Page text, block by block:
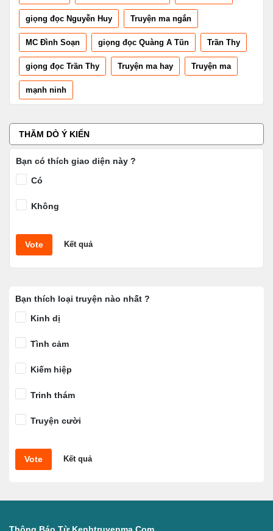
giọng đọc Nguyễn Huy Truyện ma ngắn
MC Đình Soạn giọng đọc Quàng A Tũn Trần Thy
giọng đọc Trần Thy Truyện ma hay Truyện ma
mạnh ninh
THĂM DÒ Ý KIẾN
Bạn có thích giao diện này ?
Có
Không
Vote Kết quả
Bạn thích loại truyện nào nhất ?
Kinh dị
Tình cảm
Kiếm hiệp
Trinh thám
Truyện cười
Vote Kết quả